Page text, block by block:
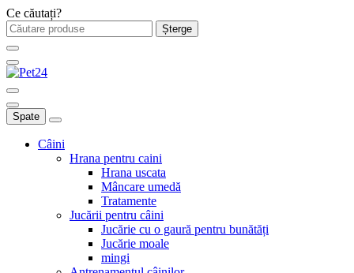
Ce căutați?
Șterge
Spate
Câini
Hrana pentru caini
Hrana uscata
Mâncare umedă
Tratamente
Jucării pentru câini
Jucărie cu o gaură pentru bunătăți
Jucărie moale
mingi